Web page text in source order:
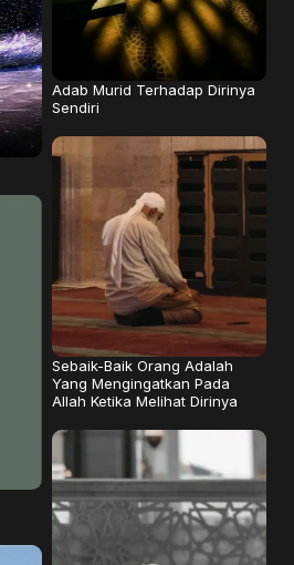
Adab Murid Terhadap Dirinya
Sendiri
Sebaik-Baik Orang Adalah
Yang Mengingatkan Pada
Allah Ketika Melihat Dirinya